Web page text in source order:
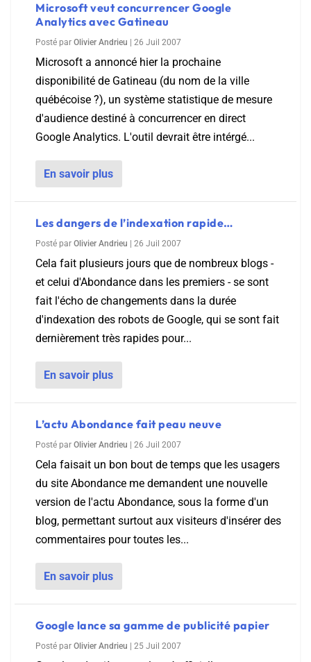
Microsoft veut concurrencer Google
Analytics avec Gatineau
Posté par Olivier Andrieu 26 Juil 2007
Microsoft a annoncé hier la prochaine
disponibilité de Gatineau (du nom de la ville
québécoise ?), un système statistique de mesure
d'audience destiné à concurrencer en direct
Google Analytics. L'outil devrait être intérgé...
En savoir plus
Les dangers de l’indexation rapide…
Posté par Olivier Andrieu 26 Juil 2007
Cela fait plusieurs jours que de nombreux blogs -
et celui d'Abondance dans les premiers - se sont
fait l'écho de changements dans la durée
d'indexation des robots de Google, qui se sont fait
dernièrement très rapides pour...
En savoir plus
L’actu Abondance fait peau neuve
Posté par Olivier Andrieu 26 Juil 2007
Cela faisait un bon bout de temps que les usagers
du site Abondance me demandent une nouvelle
version de l'actu Abondance, sous la forme d'un
blog, permettant surtout aux visiteurs d'insérer des
commentaires pour toutes les...
En savoir plus
Google lance sa gamme de publicité papier
Posté par Olivier Andrieu 25 Juil 2007